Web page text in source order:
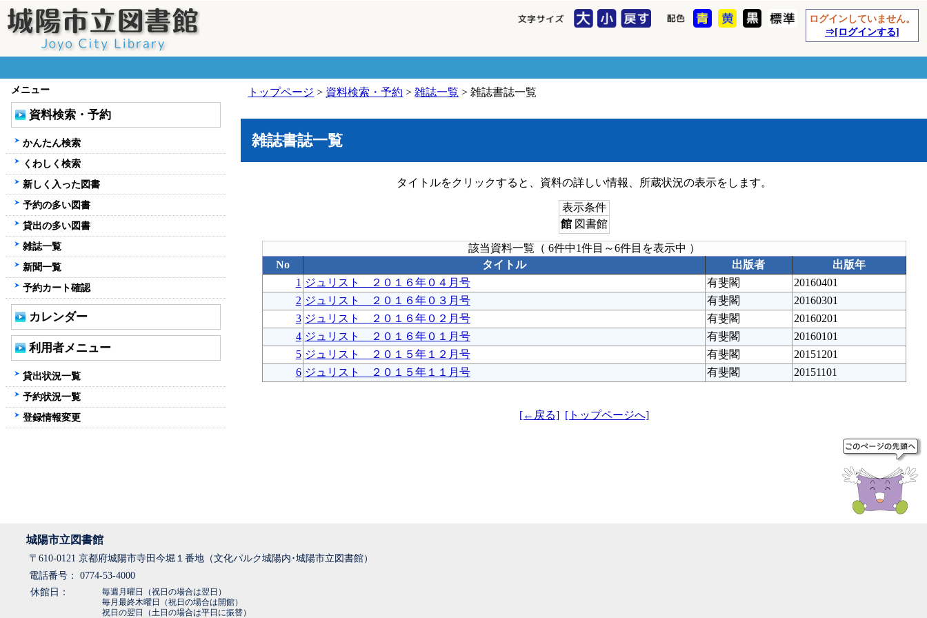
ログインしていません。
⇒[ログインする]
トップページ > 資料検索・予約 >雑誌一覧 > 雑誌書誌一覧
雑誌書誌一覧
タイトルをクリックすると、資料の詳しい情報、所蔵状況の表示をします。
表示条件
館 図書館
該当資料一覧（ 6件中1件目～6件目を表示中 ）
No
タイトル 出版者
出版年
1 ジュリスト ２０１６年０４月号 有斐閣
20160401
2 ジュリスト ２０１６年０３月号 有斐閣
20160301
3 ジュリスト ２０１６年０２月号 有斐閣
20160201
4 ジュリスト ２０１６年０１月号 有斐閣
20160101
5 ジュリスト ２０１５年１２月号 有斐閣
20151201
6 ジュリスト ２０１５年１１月号 有斐閣 20151101
[←戻る] [トップページへ]
メニュー
資料検索・予約
かんたん検索
くわしく検索
新しく入った図書
予約の多い図書
貸出の多い図書
雑誌一覧
新聞一覧
予約カート確認
カレンダー
利用者メニュー
貸出状況一覧
予約状況一覧
登録情報変更
城陽市立図書館
〒610-0121 京都府城陽市寺田今堀１番地（文化パルク城陽内･城陽市立図書館）
電話番号： 0774-53-4000
休館日：
毎週月曜日（祝日の場合は翌日）
毎月最終木曜日（祝日の場合は開館）
祝日の翌日（土日の場合は平日に振替）